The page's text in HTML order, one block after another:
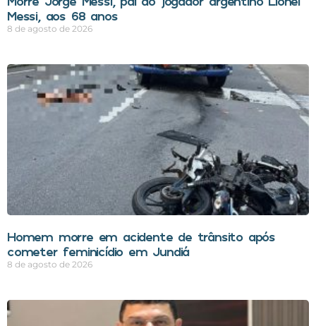
Messi, aos 68 anos
8 de agosto de 2026
Homem morre em acidente de trânsito após
cometer feminicídio em Jundiá
8 de agosto de 2026